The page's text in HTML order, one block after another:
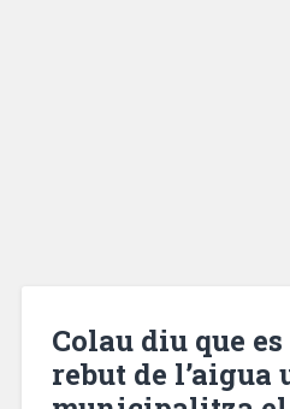
Colau diu que
rebut de l’aigua